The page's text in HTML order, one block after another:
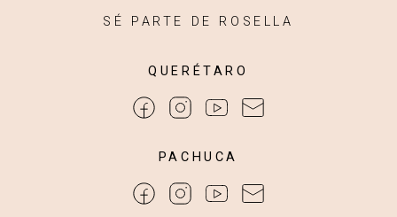
SÉ PARTE DE ROSELLA
QUERÉTARO
PACHUCA